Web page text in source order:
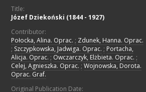
Title:
Józef Dziekoński (1844 - 1927)
Contributor:
Połocka, Alina. Oprac. ; Zdunek, Hanna. Oprac.
; Szczypkowska, Jadwiga. Oprac. ; Portacha,
Alicja. Oprac. ; Owczarczyk, Elżbieta. Oprac. ;
Celej, Agnieszka. Oprac. ; Wojnowska, Dorota.
Oprac. Graf.
Original Publication Date: